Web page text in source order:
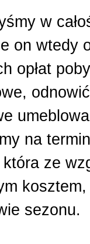
w
on
opłat
na
która ze
sezonu.